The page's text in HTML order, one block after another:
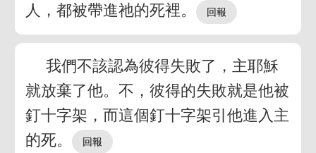
人，都被帶進祂的死裡。
我們不該認為彼得失敗了，主耶穌
就放棄了他。不，彼得的失敗就是他被
釘十字架，而這個釘十字架引他進入主
的死。